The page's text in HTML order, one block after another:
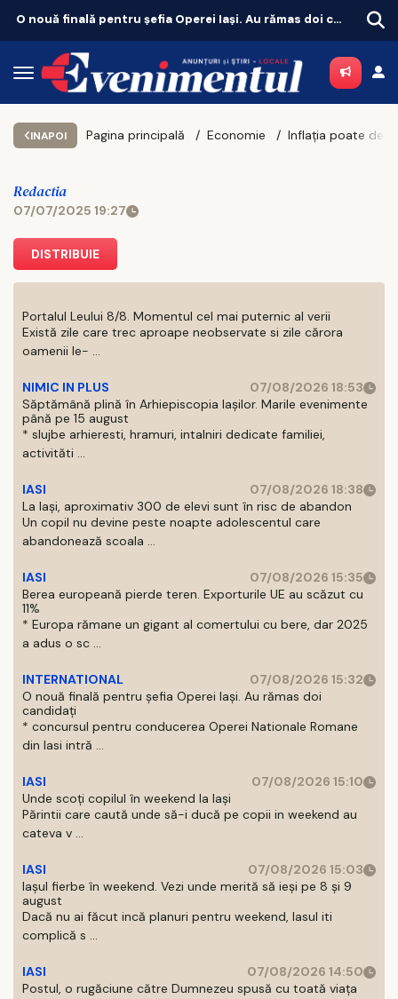
O nouă finală pentru șefia Operei Iași. Au rămas doi candidați Unde scoți
INAPOI Pagina principală Economie
Redactia
07/07/2025 19:27
DISTRIBUIE
Portalul Leului 8/8. Momentul cel mai puternic al verii
Există zile care trec aproape neobservate si zile cărora
oamenii le- ...
NIMIC IN PLUS
07/08/2026 18:53
Săptămână plină în Arhiepiscopia Iașilor. Marile evenimente
până pe 15 august
* slujbe arhieresti, hramuri, intalniri dedicate familiei,
activităti ...
IASI
07/08/2026 18:38
La Iași, aproximativ 300 de elevi sunt în risc de abandon
Un copil nu devine peste noapte adolescentul care
abandonează scoala ...
IASI
07/08/2026 15:35
Berea europeană pierde teren. Exporturile UE au scăzut cu
11%
* Europa rămane un gigant al comertului cu bere, dar 2025
a adus o sc ...
INTERNATIONAL
07/08/2026 15:32
O nouă finală pentru șefia Operei Iași. Au rămas doi
candidați
* concursul pentru conducerea Operei Nationale Romane
din Iasi intră ...
IASI
07/08/2026 15:10
Unde scoți copilul în weekend la Iași
Părintii care caută unde să-i ducă pe copii in weekend au
cateva v ...
IASI
07/08/2026 15:03
Iașul fierbe în weekend. Vezi unde merită să ieși pe 8 și 9
august
Dacă nu ai făcut incă planuri pentru weekend, Iasul iti
complică s ...
IASI
07/08/2026 14:50
Postul, o rugăciune către Dumnezeu spusă cu toată viața